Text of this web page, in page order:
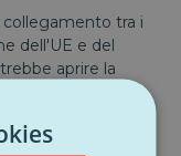
collegamento tra i
dell'UE e del
aprire la
carbonio alle
industrie e il